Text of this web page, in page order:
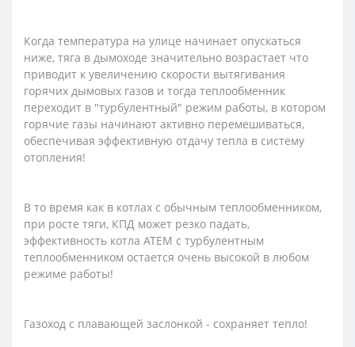
Когда температура на улице начинает опускаться
ниже, тяга в дымоходе значительно возрастает что
приводит к увеличению скорости вытягивания
горячих дымовых газов и тогда теплообменник
переходит в "турбулентный" режим работы, в котором
горячие газы начинают активно перемешиваться,
обеспечивая эффективную отдачу тепла в систему
отопления!
В то время как в котлах с обычным теплообменником,
при росте тяги, КПД может резко падать,
эффективность котла АТЕМ с турбулентным
теплообменником остается очень высокой в ​​любом
режиме работы!
Газоход с плавающей заслонкой - сохраняет тепло!